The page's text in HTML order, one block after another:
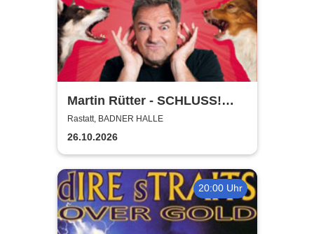
Martin Rütter - SCHLUSS!
AUS!
Rastatt, BADNER HALLE
26.10.2026
20:00 Uhr